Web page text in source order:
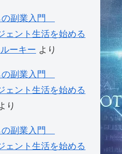
の副業入門
ェント生活を始める
ーキー より
の副業入門
ェント生活を始める
り
の副業入門
ェント生活を始める